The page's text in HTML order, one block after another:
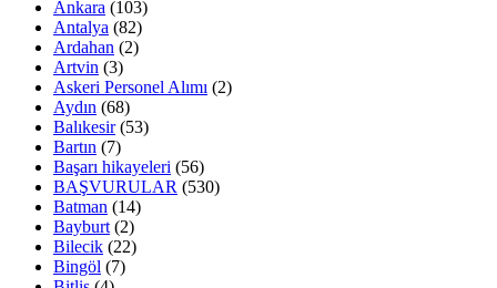
Ankara (103)
Antalya (82)
Ardahan (2)
Artvin (3)
Askeri Personel Alımı (2)
Aydın (68)
Balıkesir(53)
Bartın (7)
Başarı hikayeleri (56)
BAŞVURULAR (530)
Batman (14)
Bayburt (2)
Bilecik (22)
Bingöl (7)